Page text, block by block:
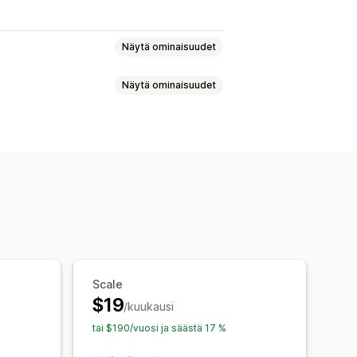
Näytä ominaisuudet
Näytä ominaisuudet
Scale
$19/kuukausi
tai $190/vuosi ja säästä 17 %